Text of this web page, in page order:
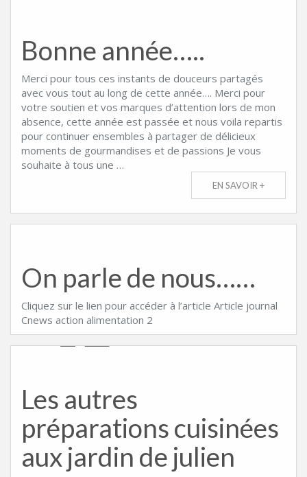
Bonne année…..
Merci pour tous ces instants de douceurs partagés
avec vous tout au long de cette année…. Merci pour
votre soutien et vos marques d’attention lors de mon
absence, cette année est passée et nous voila repartis
pour continuer ensembles à partager de délicieux
moments de gourmandises et de passions Je vous
souhaite à tous une …
EN SAVOIR +
On parle de nous……
Cliquez sur le lien pour accéder à l’article Article journal
Cnews action alimentation 2
Les autres
préparations cuisinées
aux jardin de julien